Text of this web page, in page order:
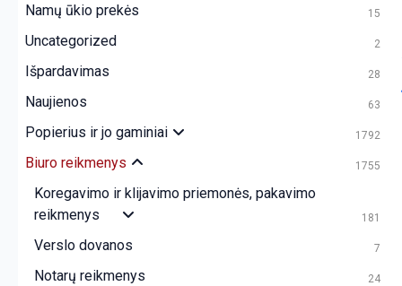
Namų ūkio prekės 15
Uncategorized 2
Išpardavimas 28
Naujienos 63
Popierius ir jo gaminiai 1792
Biuro reikmenys 1755
Koregavimo ir klijavimo priemonės, pakavimo
reikmenys
181
Verslo dovanos 7
Notarų reikmenys 24